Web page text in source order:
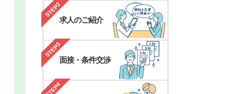
STEP2
求人のご紹介
STEP3
面接・条件交渉
STEP4